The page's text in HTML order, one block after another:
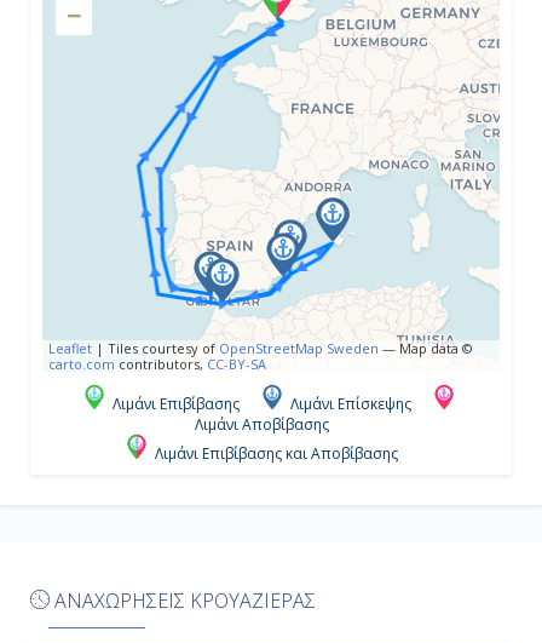
Ημέρα 4η
Καντίζ ( Σεβίλλη ), Ισπανία
08:00
19:00
Ημέρα 5η
Εν Πλω
-
−
Leaflet | Tiles courtesy of OpenStreetMap Sweden — Map data ©
carto.com contributors, CC-BY-SA
Λιμάνι Επιβίβασης
Λιμάνι Επίσκεψης
Λιμάνι Αποβίβασης
Λιμάνι Επιβίβασης και Αποβίβασης
ΑΝΑΧΩΡΗΣΕΙΣ ΚΡΟΥΑΖΙΕΡΑΣ